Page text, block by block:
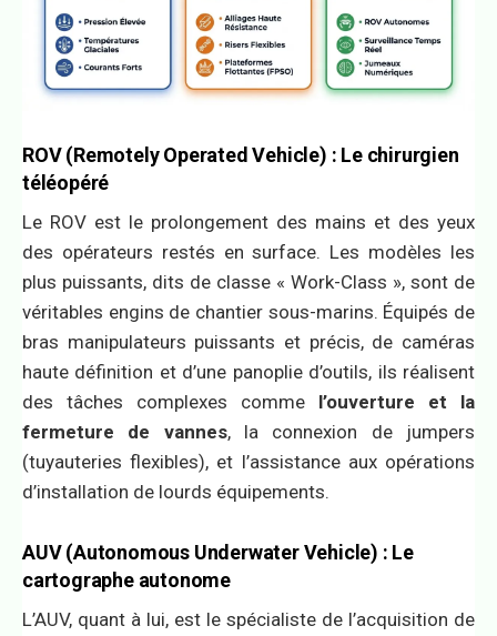
ROV (Remotely Operated Vehicle) : Le chirurgien
téléopéré
Le ROV est le prolongement des mains et des yeux
des opérateurs restés en surface. Les modèles les
plus puissants, dits de classe « Work-Class », sont de
véritables engins de chantier sous-marins. Équipés de
bras manipulateurs puissants et précis, de caméras
haute définition et d’une panoplie d’outils, ils réalisent
des tâches complexes comme l’ouverture et la
fermeture de vannes, la connexion de jumpers
(tuyauteries flexibles), et l’assistance aux opérations
d’installation de lourds équipements.
AUV (Autonomous Underwater Vehicle) : Le
cartographe autonome
L’AUV, quant à lui, est le spécialiste de l’acquisition de